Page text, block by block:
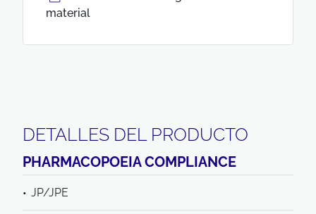
material
DETALLES DEL PRODUCTO
PHARMACOPOEIA COMPLIANCE
JP/JPE